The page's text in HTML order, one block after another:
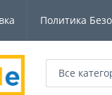
Политика
Все